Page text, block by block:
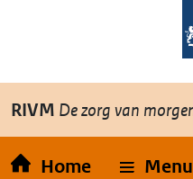
Overslaan en naar de inhoud
RIVM De zorg van
Home Menu